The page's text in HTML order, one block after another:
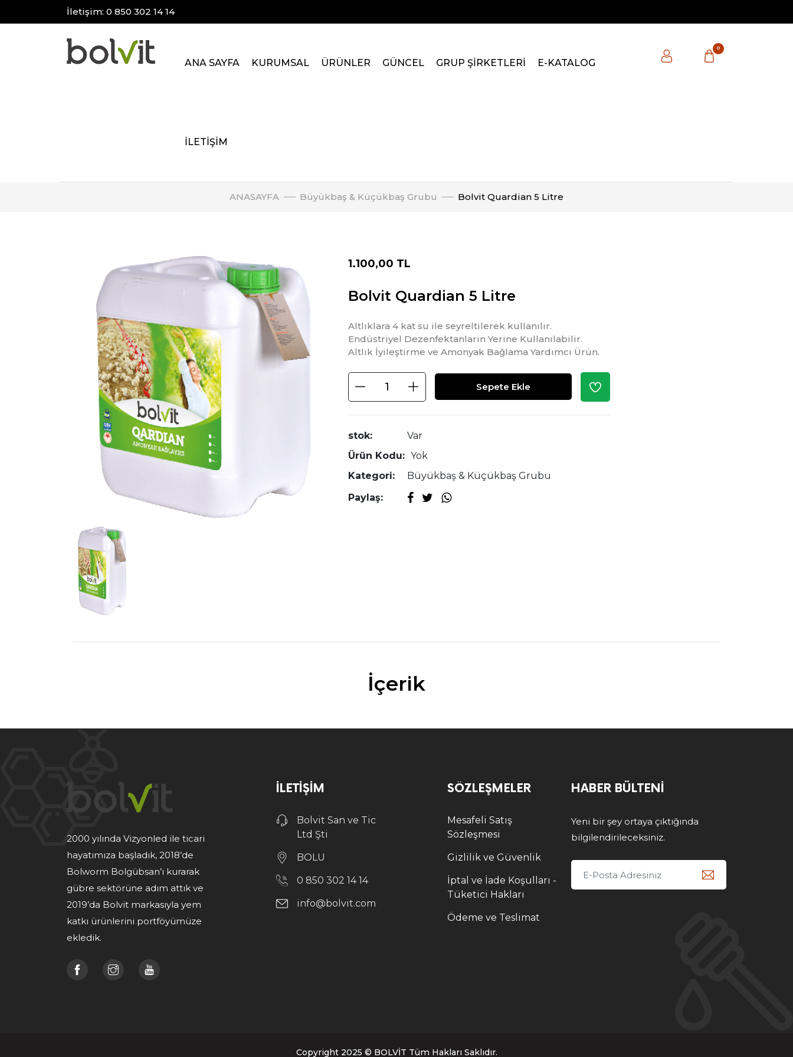
İletişim: 0 850 302 14 14
ANA SAYFA KURUMSAL ÜRÜNLER GÜNCEL GRUP ŞİRKETLERİ E-KATALOG
İLETİŞİM
0
ANASAYFA Büyükbaş & Küçükbaş Grubu Bolvit Quardian 5 Litre
1.100,00 TL
Bolvit Quardian 5 Litre
Altlıklara 4 kat su ile seyreltilerek kullanılır.
Endüstriyel Dezenfektanların Yerine Kullanılabilir.
Altlık İyileştirme ve Amonyak Bağlama Yardımcı Ürün.
Sepete Ekle
stok:
Var
Ürün Kodu: Yok
Kategori:
Büyükbaş & Küçükbaş Grubu
Paylaş:
İçerik
2000 yılında Vizyonled ile ticari
hayatımıza başladık, 2018’de
Bolworm Bolgübsan’ı kurarak
gübre sektörüne adım attık ve
2019’da Bolvit markasıyla yem
katkı ürünlerini portföyümüze
ekledik.
İLETIŞIM
Bolvit San ve Tic
Ltd Şti
BOLU
0 850 302 14 14
info@bolvit.com
SÖZLEŞMELER
Mesafeli Satış
Sözleşmesi
Gizlilik ve Güvenlik
İptal ve İade Koşulları -
Tüketici Hakları
Ödeme ve Teslimat
HABER BÜLTENI
Yeni bir şey ortaya çıktığında
bilgilendirileceksiniz.
Copyright 2025 © BOLVİT Tüm Hakları Saklıdır.